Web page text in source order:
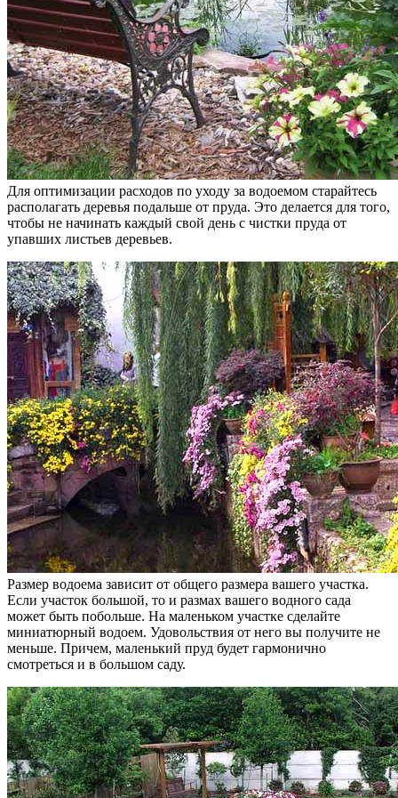
Для оптимизации расходов по уходу за водоемом старайтесь
располагать деревья подальше от пруда. Это делается для того,
чтобы не начинать каждый свой день с чистки пруда от
упавших листьев деревьев.
Размер водоема зависит от общего размера вашего участка.
Если участок большой, то и размах вашего водного сада
может быть побольше. На маленьком участке сделайте
миниатюрный водоем. Удовольствия от него вы получите не
меньше. Причем, маленький пруд будет гармонично
смотреться и в большом саду.